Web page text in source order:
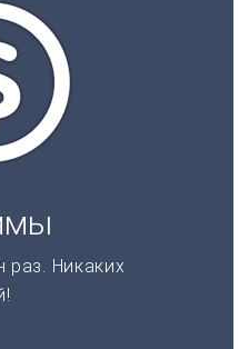
раз. Никаких